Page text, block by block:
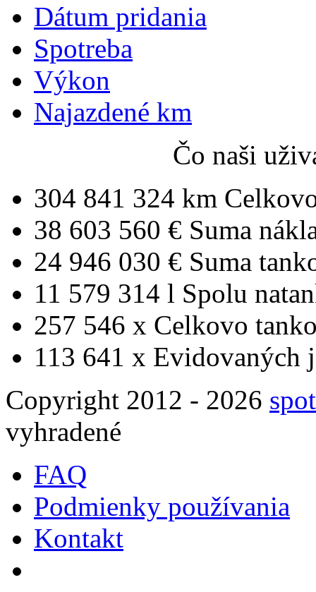
Dátum pridania
Spotreba
Výkon
Najazdené km
Čo naši
304 841 324 km
38 603 560 € Suma
24 946 030 € Suma
11 579 314 l Spolu
257 546 x Celkovo
113 641 x Evidovaných
Copyright 2012 - 2026
vyhradené
FAQ
Podmienky používania
Kontakt